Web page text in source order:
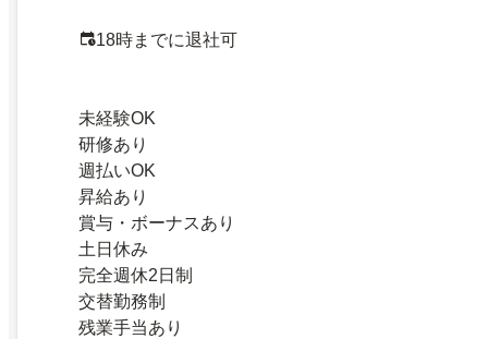
18時までに退社可
未経験OK
研修あり
週払いOK
昇給あり
賞与・ボーナスあり
土日休み
完全週休2日制
交替勤務制
残業手当あり